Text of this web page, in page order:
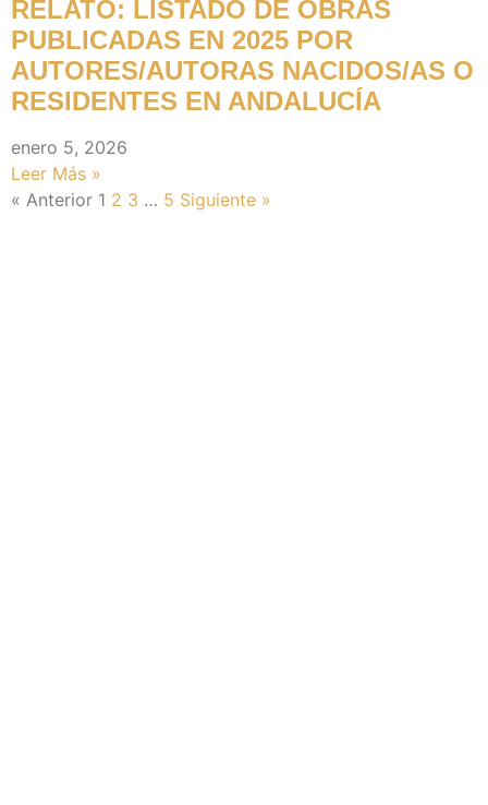
RELATO: LISTADO DE OBRAS
PUBLICADAS EN 2025 POR
AUTORES/AUTORAS NACIDOS/AS O
RESIDENTES EN ANDALUCÍA
enero 5, 2026
Leer Más »
« Anterior 1 2 3 … 5 Siguiente »